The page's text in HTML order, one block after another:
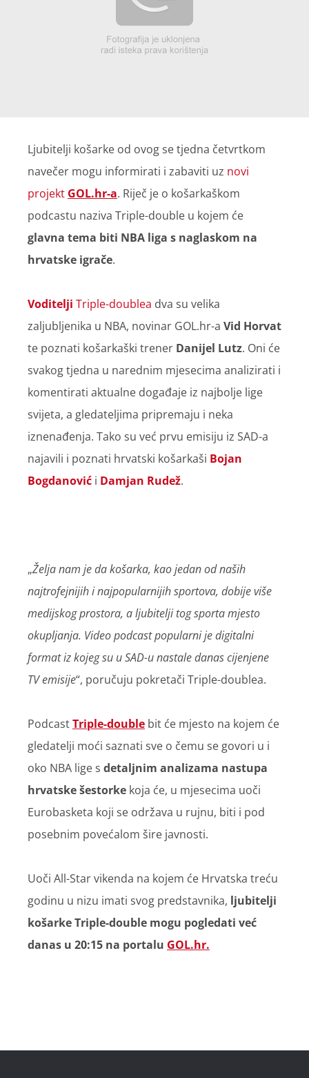
Ljubitelji košarke od ovog se tjedna četvrtkom
navečer mogu informirati i zabaviti uz novi
projekt GOL.hr-a. Riječ je o košarkaškom
podcastu naziva Triple-double u kojem će
glavna tema biti NBA liga s naglaskom na
hrvatske igrače.
Voditelji Triple-doublea dva su velika
zaljubljenika u NBA, novinar GOL.hr-a Vid Horvat
te poznati košarkaški trener Danijel Lutz. Oni će
svakog tjedna u narednim mjesecima analizirati i
komentirati aktualne događaje iz najbolje lige
svijeta, a gledateljima pripremaju i neka
iznenađenja. Tako su već prvu emisiju iz SAD-a
najavili i poznati hrvatski košarkaši Bojan
Bogdanović i Damjan Rudež.
„Želja nam je da košarka, kao jedan od naših
najtrofejnijih i najpopularnijih sportova, dobije više
medijskog prostora, a ljubitelji tog sporta mjesto
okupljanja. Video podcast popularni je digitalni
format iz kojeg su u SAD-u nastale danas cijenjene
TV emisije“, poručuju pokretači Triple-doublea.
PodcastTriple-double bit će mjesto na kojem će
gledatelji moći saznati sve o čemu se govori u i
oko NBA lige s detaljnim analizama nastupa
hrvatske šestorke koja će, u mjesecima uoči
Eurobasketa koji se održava u rujnu, biti i pod
posebnim povećalom šire javnosti.
Uoči All-Star vikenda na kojem će Hrvatska treću
godinu u nizu imati svog predstavnika, ljubitelji
košarke Triple-double mogu pogledati već
danas u 20:15 na portalu GOL.hr.